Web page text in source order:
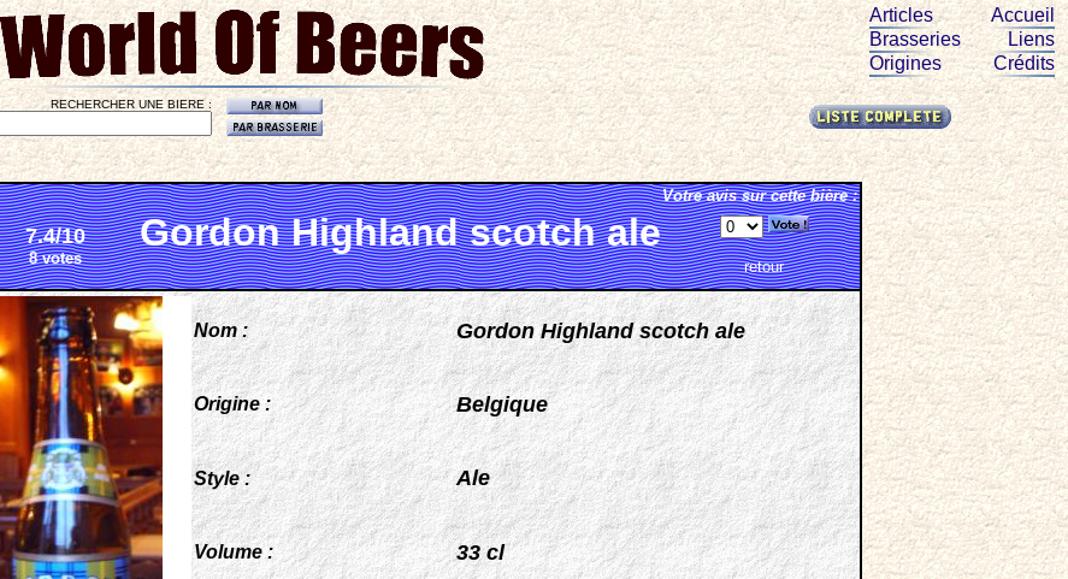
Articles
Brasseries
Origines
Accueil
Liens
Crédits
RECHERCHER UNE BIERE :
Votre avis sur cette bière :
7.4/10
8 votes
Gordon Highland scotch ale
retour
Nom : Gordon Highland scotch ale
Origine : Belgique
Style : Ale
Volume : 33 cl